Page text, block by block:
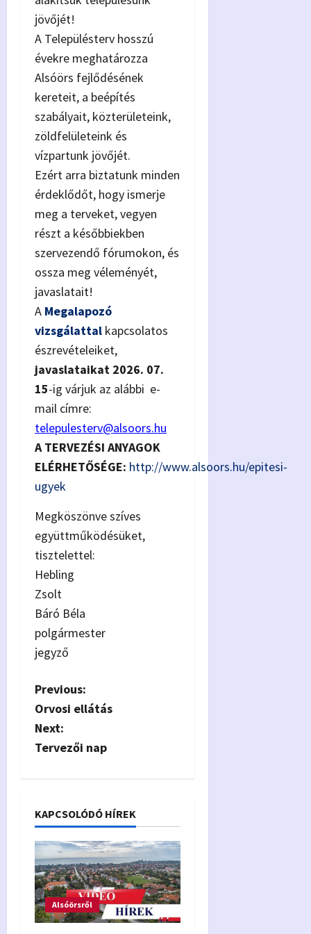
jövőjét!
A Településterv hosszú
évekre meghatározza
Alsóörs fejlődésének
kereteit, a beépítés
szabályait, közterületeink,
zöldfelületeink és
vízpartunk jövőjét.
Ezért arra biztatunk minden
érdeklődőt, hogy ismerje
meg a terveket, vegyen
részt a későbbiekben
szervezendő fórumokon, és
ossza meg véleményét,
javaslatait!
A Megalapozó
vizsgálattal kapcsolatos
észrevételeiket,
javaslataikat 2026. 07.
15-ig várjuk az alábbi e-
mail címre:
telepulesterv@alsoors.hu
A TERVEZÉSI ANYAGOK
ELÉRHETŐSÉGE: http://www.alsoors.hu/epitesi-
ugyek
Megköszönve szíves
együttműködésüket,
tisztelettel:
Hebling
Zsolt
Báró Béla
polgármester
jegyző
P
o
s
n
a
v
i
g
Previous:
Orvosi ellátás
Next:
Tervezői nap
KAPCSOLÓDÓ HÍREK
Alsóörsről